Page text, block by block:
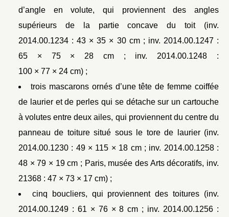
d’angle en volute, qui proviennent des angles
supérieurs de la partie concave du toit (inv.
2014.00.1234 : 43 × 35 × 30 cm ; inv. 2014.00.1247 :
65 × 75 × 28 cm ; inv. 2014.00.1248 :
100 × 77 × 24 cm) ;
trois mascarons ornés d’une tête de femme coiffée
de laurier et de perles qui se détache sur un cartouche
à volutes entre deux ailes, qui proviennent du centre du
panneau de toiture situé sous le tore de laurier (inv.
2014.00.1230 : 49 × 115 × 18 cm ; inv. 2014.00.1258 :
48 × 79 × 19 cm ; Paris, musée des Arts décoratifs, inv.
21368 : 47 × 73 × 17 cm) ;
cinq boucliers, qui proviennent des toitures (inv.
2014.00.1249 : 61 × 76 × 8 cm ; inv. 2014.00.1256 :